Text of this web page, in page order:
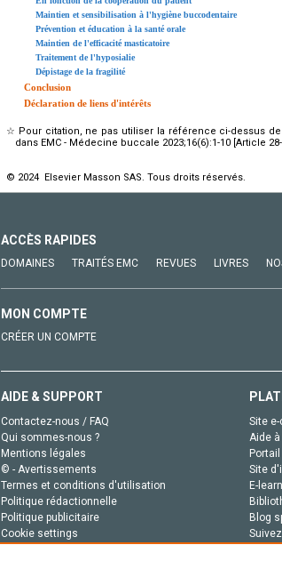
Maintien et sensibilisation à l'hygiène buccodentaire
Prévention et éducation à la santé orale
Maintien de l'efficacité masticatoire
Traitement de l'hyposialie
Dépistage de la fragilité
Conclusion
Déclaration de liens d'intérêts
☆ Pour citation, ne pas utiliser la référence ci-dessus
dans EMC - Médecine buccale 2023;16(6):1-10 [Article 28-
© 2024 Elsevier Masson SAS. Tous droits réservés.
ACCÈS RAPIDES
DOMAINES TRAITÉS EMC REVUES LIVRES
MON COMPTE
CRÉER UN COMPTE
AIDE & SUPPORT
Contactez-nous / FAQ
Qui sommes-nous ?
Mentions légales
© - Avertissements
Termes et conditions d'utilisation
Politique rédactionnelle
Politique publicitaire
Cookie settings
Site
Aide
Site
E-
Blog